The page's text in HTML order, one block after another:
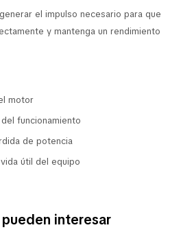
el impulso necesario para que
y mantenga un rendimiento
motor
funcionamiento
de potencia
útil del equipo
interesar